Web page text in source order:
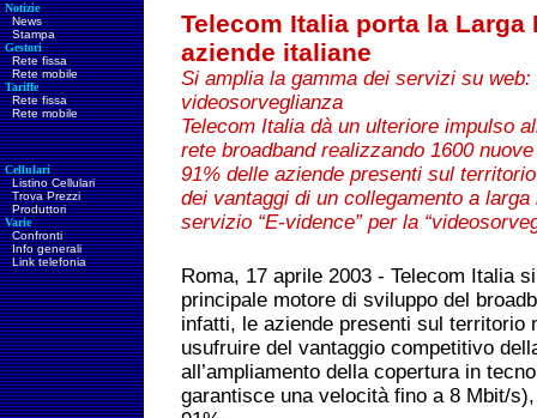
Notizie
News
Stampa
Gestori
Rete fissa
Rete mobile
Tariffe
Rete fissa
Rete mobile
Cellulari
Listino Cellulari
Trova Prezzi
Produttori
Varie
Confronti
Info generali
Link telefonia
Telecom Italia porta la Larga
aziende italiane
Si amplia la gamma dei servizi su
videosorveglianza
Telecom Italia dà un ulteriore impulso
rete broadband realizzando 1600
91% delle aziende presenti sul
dei vantaggi di un collegamento a
servizio “E-vidence” per la
Roma, 17 aprile 2003 - Telecom Italia
principale motore di sviluppo del
infatti, le aziende presenti sul territorio
usufruire del vantaggio competitivo
all’ampliamento della copertura in
garantisce una velocità fino a 8 Mbit/